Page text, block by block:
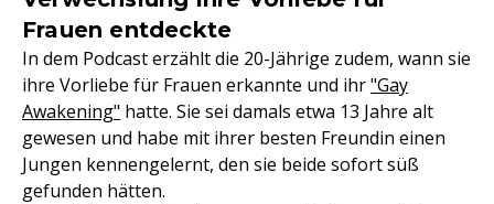
Frauen entdeckte
In dem Podcast erzählt die 20-Jährige zudem, wann sie
ihre Vorliebe für Frauen erkannte und ihr"Gay
Awakening" hatte. Sie sei damals etwa 13 Jahre alt
gewesen und habe mit ihrer besten Freundin einen
Jungen kennengelernt, den sie beide sofort süß
gefunden hätten.